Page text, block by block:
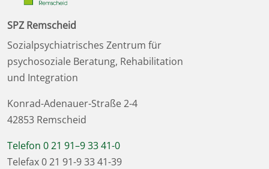
SPZ Remscheid
Sozialpsychiatrisches Zentrum für
psychosoziale Beratung, Rehabilitation
und Integration
Konrad-Adenauer-Straße 2-4
42853 Remscheid
Telefon 0 21 91–9 33 41-0
Telefax 0 21 91-9 33 41-39